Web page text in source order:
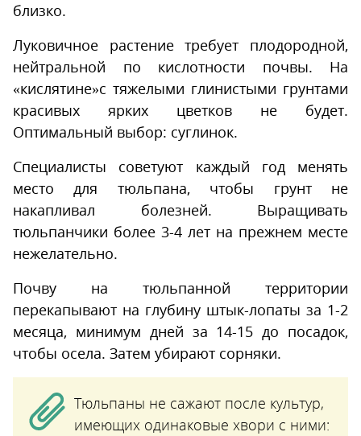
близко.
Луковичное растение требует плодородной,
нейтральной по кислотности почвы. На
«кислятине»с тяжелыми глинистыми грунтами
красивых ярких цветков не будет.
Оптимальный выбор: суглинок.
Специалисты советуют каждый год менять
место для тюльпана, чтобы грунт не
накапливал болезней. Выращивать
тюльпанчики более 3-4 лет на прежнем месте
нежелательно.
Почву на тюльпанной территории
перекапывают на глубину штык-лопаты за 1-2
месяца, минимум дней за 14-15 до посадок,
чтобы осела. Затем убирают сорняки.
Тюльпаны не сажают после культур,
имеющих одинаковые хвори с ними: